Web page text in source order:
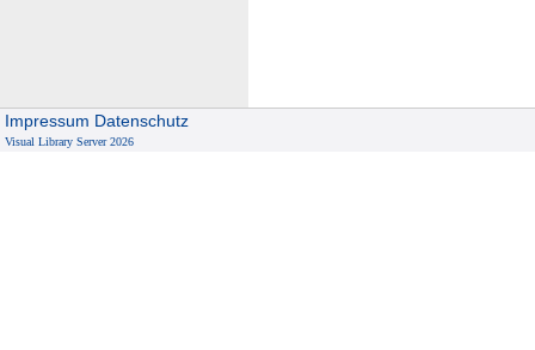
Impressum Datenschutz
Visual Library Server 2026